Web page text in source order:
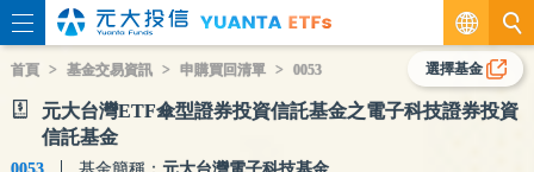
繁
EN
首頁 基金交易資訊 申購買回清單 0053
元大台灣ETF傘型證券投資信託基金之電子科技證券投資
信託基金
選擇基金